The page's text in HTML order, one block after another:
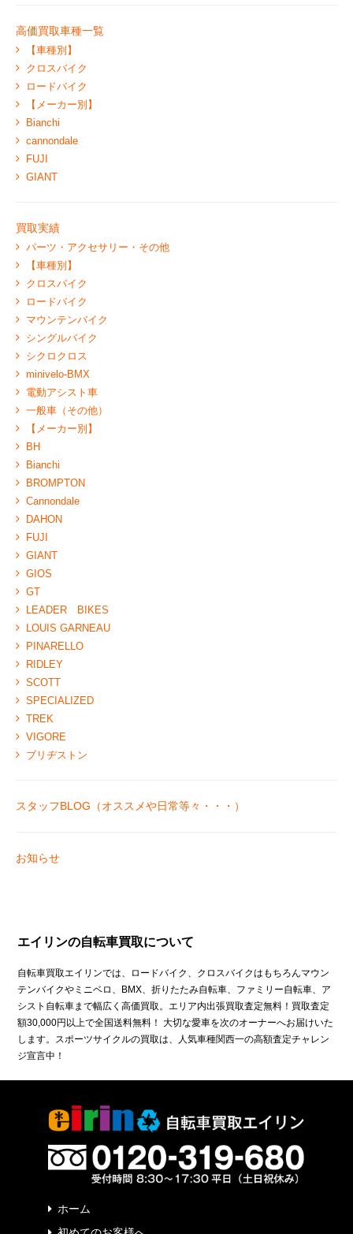
高価買取車種一覧
【車種別】
クロスバイク
ロードバイク
【メーカー別】
Bianchi
cannondale
FUJI
GIANT
買取実績
パーツ・アクセサリー・その他
【車種別】
クロスバイク
ロードバイク
マウンテンバイク
シングルバイク
シクロクロス
minivelo-BMX
電動アシスト車
一般車（その他）
【メーカー別】
BH
Bianchi
BROMPTON
Cannondale
DAHON
FUJI
GIANT
GIOS
GT
LEADER BIKES
LOUIS GARNEAU
PINARELLO
RIDLEY
SCOTT
SPECIALIZED
TREK
VIGORE
ブリヂストン
スタッフBLOG（オススメや日常等々・・・）
お知らせ
エイリンの自転車買取について
自転車買取エイリンでは、ロードバイク、クロスバイクはもちろんマウン
テンバイクやミニベロ、BMX、折りたたみ自転車、ファミリー自転車、ア
シスト自転車まで幅広く高価買取。エリア内出張買取査定無料！買取査定
額30,000円以上で全国送料無料！ 大切な愛車を次のオーナーへお届けいた
します。スポーツサイクルの買取は、人気車種関西一の高額査定チャレン
ジ宣言中！
ホーム